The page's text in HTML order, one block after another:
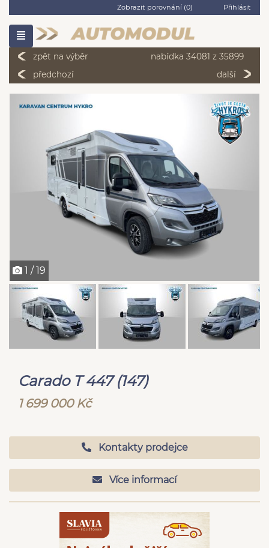
Zobrazit porovnání (0) Přihlásit
zpět na výběr
nabídka 34081 z 35899
předchozí
další
1 / 19
Carado T 447 (147)
1 699 000 Kč
Kontakty prodejce
Více informací